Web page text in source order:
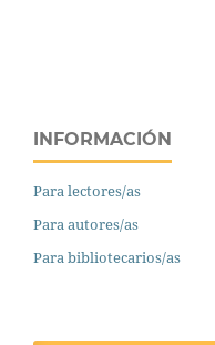
INFORMACIÓN
Para lectores/as
Para autores/as
Para bibliotecarios/as